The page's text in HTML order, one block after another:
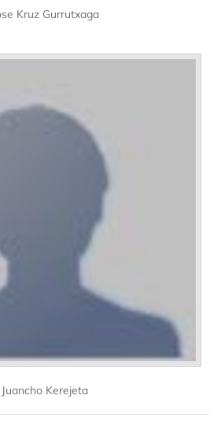
Kruz Gurrutxaga
Juancho Kerejeta